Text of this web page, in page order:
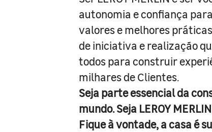
autonomia e confiança
valores e melhores
de iniciativa e realização
todos para construir
milhares de Clientes.
Seja parte essencial da
mundo. Seja LEROY
Fique à vontade, a casa é